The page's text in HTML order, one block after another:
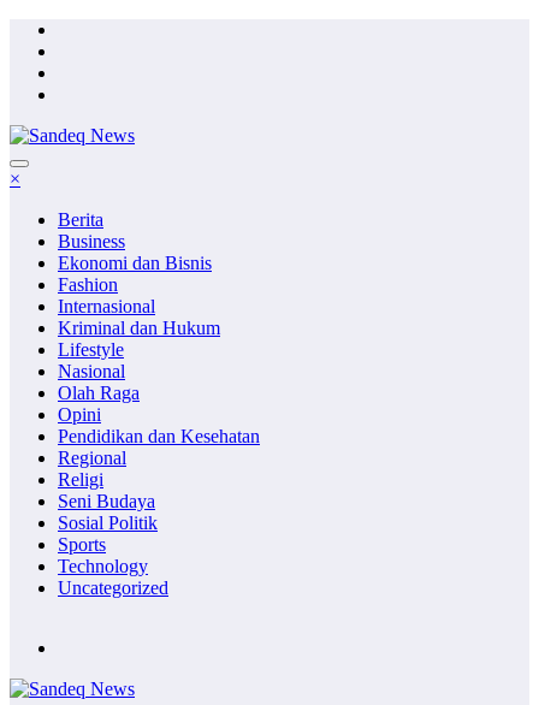
Skip
content
×
Berita
Business
Ekonomi dan Bisnis
Fashion
Internasional
Kriminal dan Hukum
Lifestyle
Nasional
Olah Raga
Opini
Pendidikan dan Kesehatan
Regional
Religi
Seni Budaya
Sosial Politik
Sports
Technology
Uncategorized